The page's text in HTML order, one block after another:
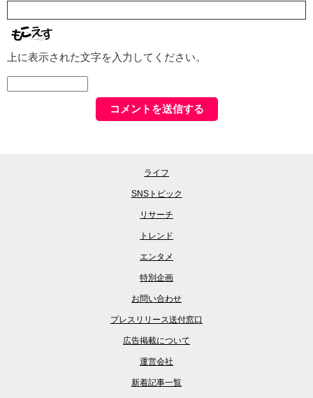
上に表示された文字を入力してください。
ライフ
SNSトピック
リサーチ
トレンド
エンタメ
特別企画
お問い合わせ
プレスリリース送付窓口
広告掲載について
運営会社
新着記事一覧